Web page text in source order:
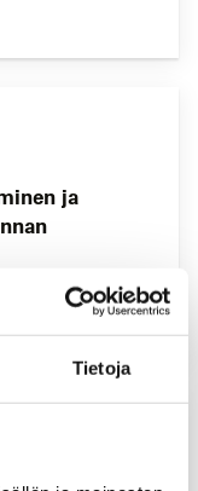
Tietoja
ja